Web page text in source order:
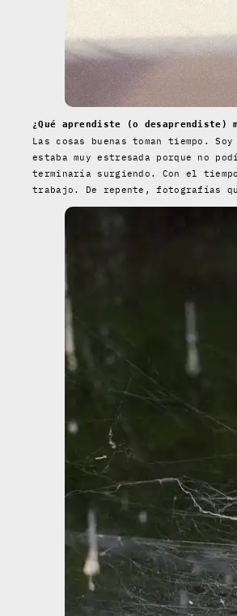
¿Qué aprendiste (o
Las cosas buenas toman tiempo.
estaba muy estresada porque no
terminaría surgiendo. Con el
trabajo. De repente, fotografías